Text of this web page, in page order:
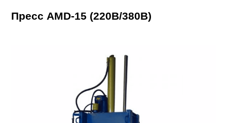
Пресс AMD-15 (220В/380В)